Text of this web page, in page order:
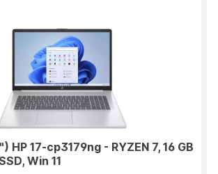
HP 17-cp3179ng - RYZEN 7, 16 GB
Win 11